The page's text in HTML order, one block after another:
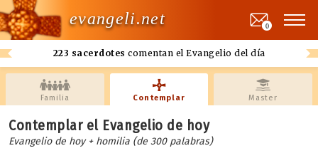
evangeli.net
223 sacerdotes comentan el Evangelio del día
0
Familia Contemplar Master
Contemplar el Evangelio de hoy
Evangelio de hoy + homilia (de 300 palabras)